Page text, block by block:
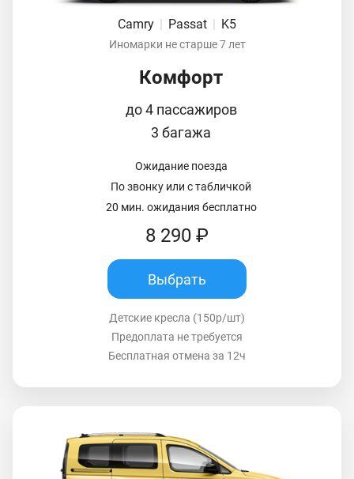
Camry Passat K5
Иномарки не старше 7 лет
Комфорт
до 4 пассажиров
3 багажа
Ожидание поезда
По звонку или с табличкой
20 мин. ожидания бесплатно
8 290 ₽
Выбрать
Детские кресла (150р/шт)
Предоплата не требуется
Бесплатная отмена за 12ч